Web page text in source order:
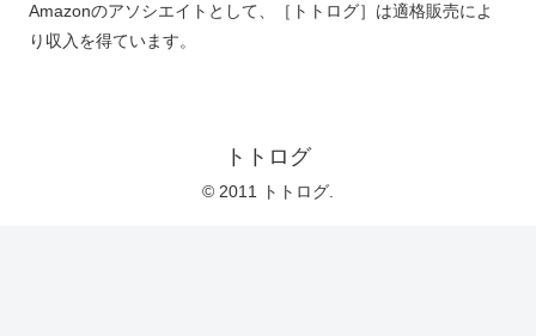
Amazonのアソシエイトとして、［トトログ］は適格販売によ
り収入を得ています。
トトログ
© 2011 トトログ.